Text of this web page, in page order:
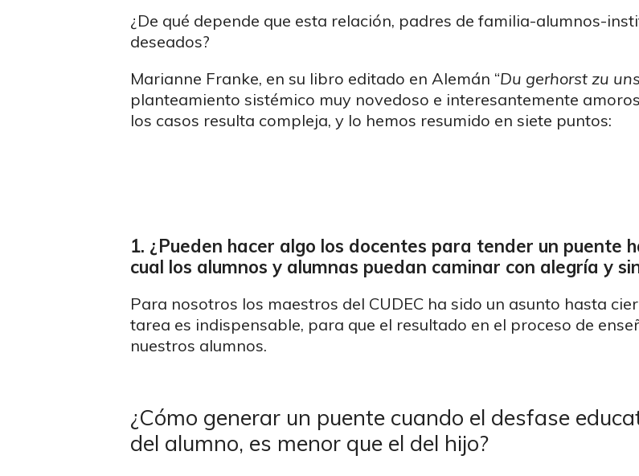
¿De qué depende que esta relación, padres de familia-alumnos-
deseados?
Marianne Franke, en su libro editado en Alemán “Du gerhorst zu
planteamiento sistémico muy novedoso e interesantemente
los casos resulta compleja, y lo hemos resumido en siete puntos:
1. ¿Pueden hacer algo los docentes para tender un puente
cual los alumnos y alumnas puedan caminar con alegría y
Para nosotros los maestros del CUDEC ha sido un asunto hasta
tarea es indispensable, para que el resultado en el proceso de
nuestros alumnos.
¿Cómo generar un puente cuando el desfase
del alumno, es menor que el del hijo?